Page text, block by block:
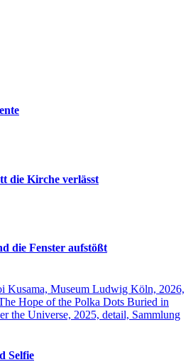
die Kirche verlässt
die Fenster aufstößt
Selfie